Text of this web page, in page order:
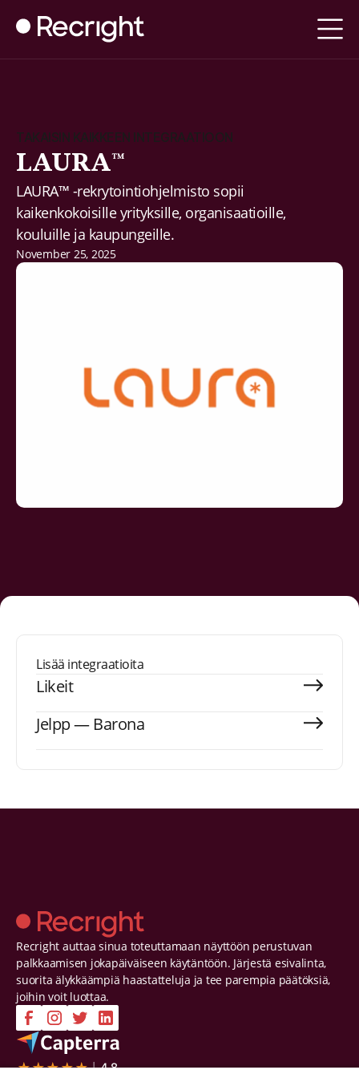
TAKAISIN KAIKKEEN INTEGRAATIOON
LAURA™
LAURA™ -rekrytointiohjelmisto sopii
kaikenkokoisille yrityksille, organisaatioille,
kouluille ja kaupungeille.
November 25, 2025
Lisää integraatioita
Likeit
Jelpp — Barona
Recright auttaa sinua toteuttamaan näyttöön perustuvan
palkkaamisen jokapäiväiseen käytäntöön. Järjestä esivalinta,
suorita älykkäämpiä haastatteluja ja tee parempia päätöksiä,
joihin voit luottaa.